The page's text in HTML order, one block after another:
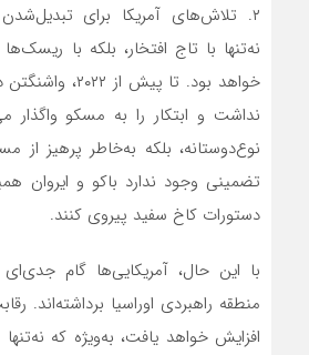
۲. تلاش‌های آمریکا برای
نه‌تنها با تاج افتخار، بلکه با
خواهد بود. تا پیش
نداشت و ابتکار را به مسکو واگذار
نوع‌دوستانه، بلکه به‌خاطر پرهیز از
تضمینی وجود ندارد باکو و ایروان
دستورات کاخ سفید پیروی کنند.
با این حال، آمریکایی‌ها گام
منطقه راهبردی اوراسیا برداشته‌اند.
افزایش خواهد یافت، به‌ویژه که نه‌تنها